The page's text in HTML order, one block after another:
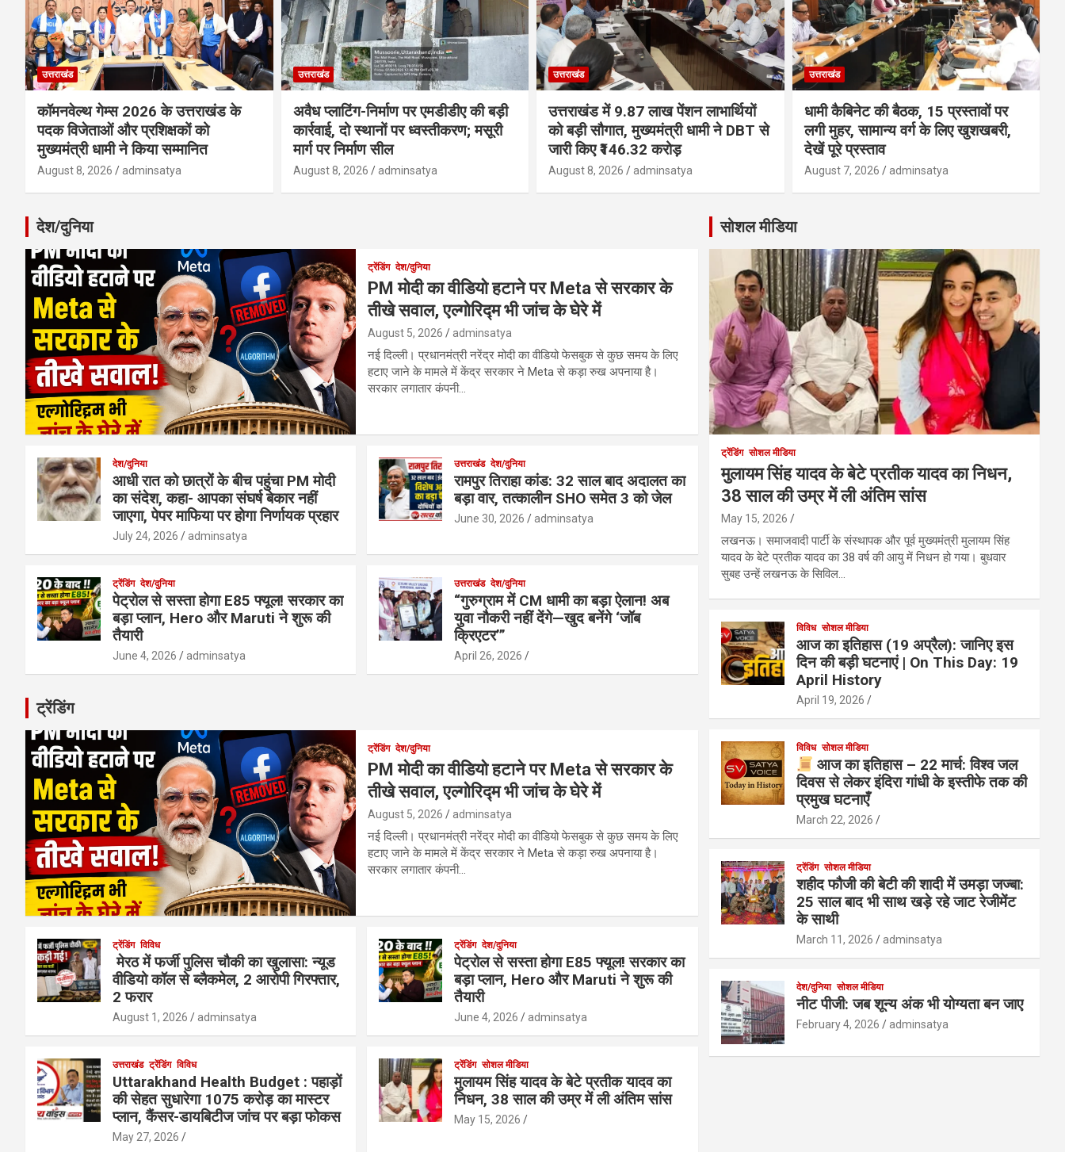
उत्तराखंड
कॉमनवेल्थ गेम्स 2026 के उत्तराखंड के
पदक विजेताओं और प्रशिक्षकों को
मुख्यमंत्री धामी ने किया सम्मानित
August 8, 2026 adminsatya
उत्तराखंड
अवैध प्लाटिंग-निर्माण पर एमडीडीए की बड़ी
कार्रवाई, दो स्थानों पर ध्वस्तीकरण; मसूरी
मार्ग पर निर्माण सील
August 8, 2026 adminsatya
उत्तराखंड
उत्तराखंड में 9.87 लाख पेंशन लाभार्थियों
को बड़ी सौगात, मुख्यमंत्री धामी ने DBT से
जारी किए ₹146.32 करोड़
August 8, 2026 adminsatya
उत्तराखंड
धामी कैबिनेट की बैठक, 15 प्रस्तावों पर
लगी मुहर, सामान्य वर्ग के लिए खुशखबरी,
देखें पूरे प्रस्ताव
August 7, 2026 adminsatya
देश/दुनिया
ट्रेंडिंग देश/दुनिया
PM मोदी का वीडियो हटाने पर Meta से सरकार के
तीखे सवाल, एल्गोरिद्म भी जांच के घेरे में
August 5, 2026 adminsatya
नई दिल्ली। प्रधानमंत्री नरेंद्र मोदी का वीडियो फेसबुक से कुछ समय के लिए
हटाए जाने के मामले में केंद्र सरकार ने Meta से कड़ा रुख अपनाया है।
सरकार लगातार कंपनी…
देश/दुनिया
आधी रात को छात्रों के बीच पहुंचा PM मोदी
का संदेश, कहा- आपका संघर्ष बेकार नहीं
जाएगा, पेपर माफिया पर होगा निर्णायक प्रहार
July 24, 2026 adminsatya
उत्तराखंड देश/दुनिया
रामपुर तिराहा कांड: 32 साल बाद अदालत का
बड़ा वार, तत्कालीन SHO समेत 3 को जेल
June 30, 2026 adminsatya
ट्रेंडिंग देश/दुनिया
पेट्रोल से सस्ता होगा E85 फ्यूल! सरकार का
बड़ा प्लान, Hero और Maruti ने शुरू की
तैयारी
June 4, 2026 adminsatya
उत्तराखंड देश/दुनिया
“गुरुग्राम में CM धामी का बड़ा ऐलान! अब
युवा नौकरी नहीं देंगे—खुद बनेंगे ‘जॉब
क्रिएटर’”
April 26, 2026
ट्रेंडिंग
ट्रेंडिंग देश/दुनिया
PM मोदी का वीडियो हटाने पर Meta से सरकार के
तीखे सवाल, एल्गोरिद्म भी जांच के घेरे में
August 5, 2026 adminsatya
नई दिल्ली। प्रधानमंत्री नरेंद्र मोदी का वीडियो फेसबुक से कुछ समय के लिए
हटाए जाने के मामले में केंद्र सरकार ने Meta से कड़ा रुख अपनाया है।
सरकार लगातार कंपनी…
ट्रेंडिंग विविध
मेरठ में फर्जी पुलिस चौकी का खुलासा: न्यूड
वीडियो कॉल से ब्लैकमेल, 2 आरोपी गिरफ्तार,
2 फरार
August 1, 2026 adminsatya
ट्रेंडिंग देश/दुनिया
पेट्रोल से सस्ता होगा E85 फ्यूल! सरकार का
बड़ा प्लान, Hero और Maruti ने शुरू की
तैयारी
June 4, 2026 adminsatya
उत्तराखंड ट्रेंडिंग विविध
Uttarakhand Health Budget : पहाड़ों
की सेहत सुधारेगा 1075 करोड़ का मास्टर
प्लान, कैंसर-डायबिटीज जांच पर बड़ा फोकस
May 27, 2026
ट्रेंडिंग सोशल मीडिया
मुलायम सिंह यादव के बेटे प्रतीक यादव का
निधन, 38 साल की उम्र में ली अंतिम सांस
May 15, 2026
सोशल मीडिया
ट्रेंडिंग सोशल मीडिया
मुलायम सिंह यादव के बेटे प्रतीक यादव का निधन,
38 साल की उम्र में ली अंतिम सांस
May 15, 2026
लखनऊ। समाजवादी पार्टी के संस्थापक और पूर्व मुख्यमंत्री मुलायम सिंह
यादव के बेटे प्रतीक यादव का 38 वर्ष की आयु में निधन हो गया। बुधवार
सुबह उन्हें लखनऊ के सिविल…
विविध सोशल मीडिया
आज का इतिहास (19 अप्रैल): जानिए इस
दिन की बड़ी घटनाएं | On This Day: 19
April History
April 19, 2026
विविध सोशल मीडिया
आज का इतिहास – 22 मार्च: विश्व जल
दिवस से लेकर इंदिरा गांधी के इस्तीफे तक की
प्रमुख घटनाएँ
March 22, 2026
ट्रेंडिंग सोशल मीडिया
शहीद फौजी की बेटी की शादी में उमड़ा जज्बा:
25 साल बाद भी साथ खड़े रहे जाट रेजीमेंट
के साथी
March 11, 2026 adminsatya
देश/दुनिया सोशल मीडिया
नीट पीजी: जब शून्य अंक भी योग्यता बन जाए
February 4, 2026 adminsatya